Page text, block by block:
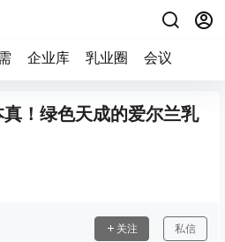
企业库 乳业圈 会议
！绿色天成的爱尔兰乳
关注 私信